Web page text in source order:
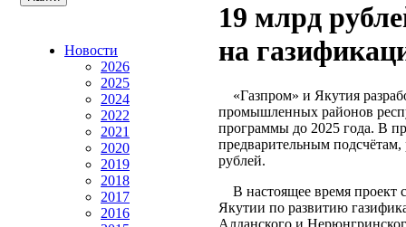
Новости
2026
2025
2024
2022
2021
2020
2019
2018
2017
2016
19 млрд
на
«Газпром» и Якутия
промышленных районов
программы до 2025 года. В
предварительным
рублей.
В настоящее время проект
Якутии по развитию
Алданского и